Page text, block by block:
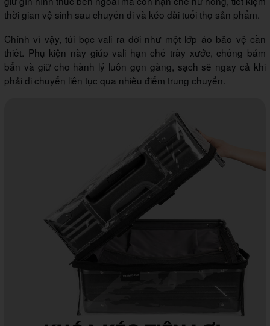
thời gian vệ sinh sau chuyến đi và kéo dài tuổi thọ sản phẩm.
Chính vì vậy, túi bọc vali ra đời như một lớp áo bảo vệ cần
thiết. Phụ kiện này giúp vali hạn chế trầy xước, chống bám
bẩn và giữ cho hành lý luôn gọn gàng, sạch sẽ ngay cả khi
phải di chuyển liên tục qua nhiều điểm trung chuyển.